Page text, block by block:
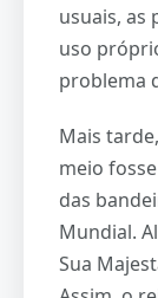
usuais, as
uso
problema
Mais
meio
das
Mundial.
Sua